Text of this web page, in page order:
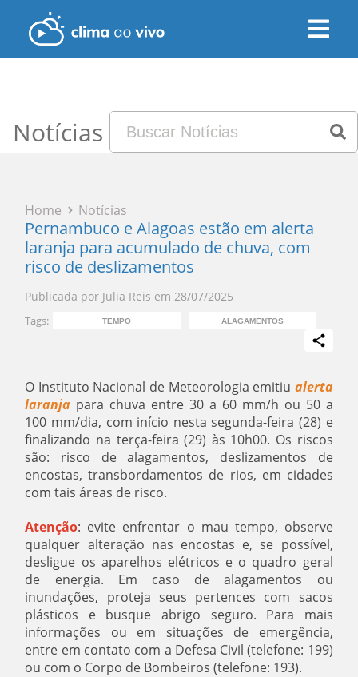
Notícias
Home Notícias
Pernambuco e Alagoas estão em alerta
laranja para acumulado de chuva, com
risco de deslizamentos
Publicada por Julia Reis em 28/07/2025
Tags: TEMPO ALAGAMENTOS
O Instituto Nacional de Meteorologia emitiu alerta
laranja para chuva entre 30 a 60 mm/h ou 50 a
100 mm/dia, com início nesta segunda-feira (28) e
finalizando na terça-feira (29) às 10h00. Os riscos
são: risco de alagamentos, deslizamentos de
encostas, transbordamentos de rios, em cidades
com tais áreas de risco.
Atenção: evite enfrentar o mau tempo, observe
qualquer alteração nas encostas e, se possível,
desligue os aparelhos elétricos e o quadro geral
de energia. Em caso de alagamentos ou
inundações, proteja seus pertences com sacos
plásticos e busque abrigo seguro. Para mais
informações ou em situações de emergência,
entre em contato com a Defesa Civil (telefone: 199)
ou com o Corpo de Bombeiros (telefone: 193).